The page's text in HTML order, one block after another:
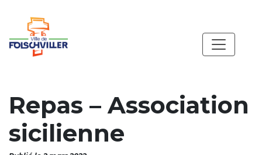
Repas – Association
sicilienne